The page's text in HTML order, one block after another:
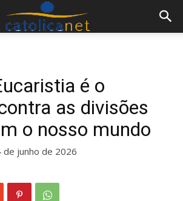
é o
as divisões
o nosso mundo
de junho de 2026